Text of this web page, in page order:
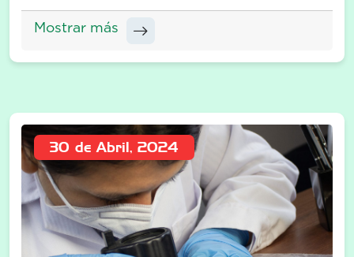
Mostrar más
30 de Abril, 2024